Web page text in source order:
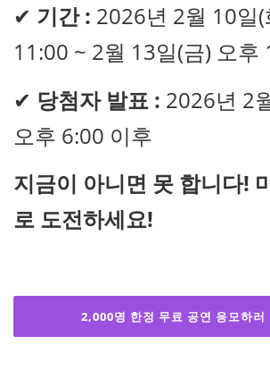
✔ 기간 : 2026년 2월 10일(
11:00 ~ 2월 13일(금) 오후
✔ 당첨자 발표 : 2026년 2
오후 6:00 이후
지금이 아니면 못 합니다!
로 도전하세요!
2,000명 한정 무료 공연 응모하러